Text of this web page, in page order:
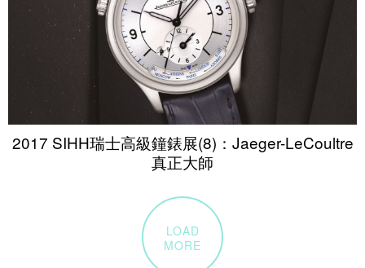
2017 SIHH瑞士高級鐘錶展(8)：Jaeger-LeCoultre
真正大師
LOAD
MORE